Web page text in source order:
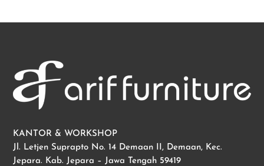
KANTOR & WORKSHOP
Jl. Letjen Suprapto No. 14 Demaan II, Demaan, Kec.
Jepara. Kab. Jepara – Jawa Tengah 59419